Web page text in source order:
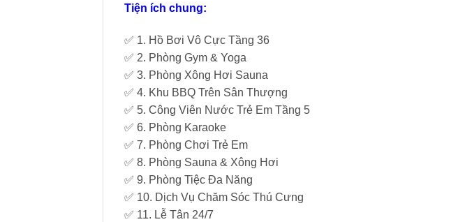
Tiện ích chung:
✅ 1. Hồ Bơi Vô Cực Tầng 36
✅ 2. Phòng Gym & Yoga
✅ 3. Phòng Xông Hơi Sauna
✅ 4. Khu BBQ Trên Sân Thượng
✅ 5. Công Viên Nước Trẻ Em Tầng 5
✅ 6. Phòng Karaoke
✅ 7. Phòng Chơi Trẻ Em
✅ 8. Phòng Sauna & Xông Hơi
✅ 9. Phòng Tiệc Đa Năng
✅ 10. Dịch Vụ Chăm Sóc Thú Cưng
✅ 11. Lễ Tân 24/7